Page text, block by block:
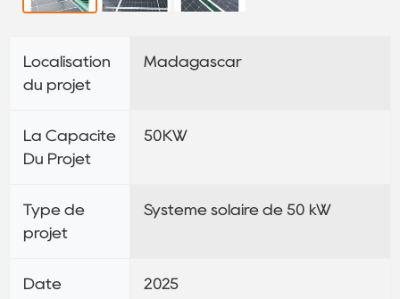
Localisation
du projet
Madagascar
La Capacité
Du Projet
50KW
Type de
projet
Système solaire de 50 kW
Date
2025